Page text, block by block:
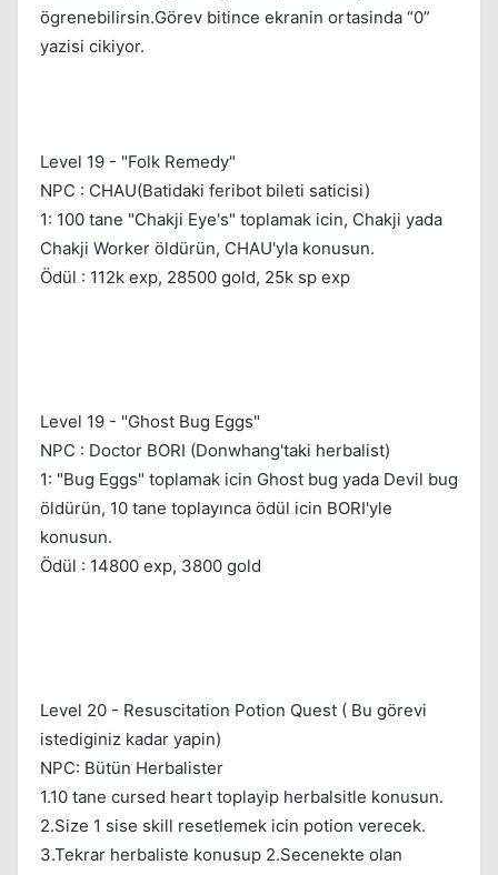
ögrenebilirsin.Görev bitince ekranin ortasinda “0”
yazisi cikiyor.
Level 19 - "Folk Remedy"
NPC : CHAU(Batidaki feribot bileti saticisi)
1: 100 tane "Chakji Eye's" toplamak icin, Chakji yada
Chakji Worker öldürün, CHAU'yla konusun.
Ödül : 112k exp, 28500 gold, 25k sp exp
Level 19 - "Ghost Bug Eggs"
NPC : Doctor BORI (Donwhang'taki herbalist)
1: "Bug Eggs" toplamak icin Ghost bug yada Devil bug
öldürün, 10 tane toplayınca ödül icin BORI'yle
konusun.
Ödül : 14800 exp, 3800 gold
Level 20 - Resuscitation Potion Quest ( Bu görevi
istediginiz kadar yapin)
NPC: Bütün Herbalister
1.10 tane cursed heart toplayip herbalsitle konusun.
2.Size 1 sise skill resetlemek icin potion verecek.
3.Tekrar herbaliste konusup 2.Secenekte olan